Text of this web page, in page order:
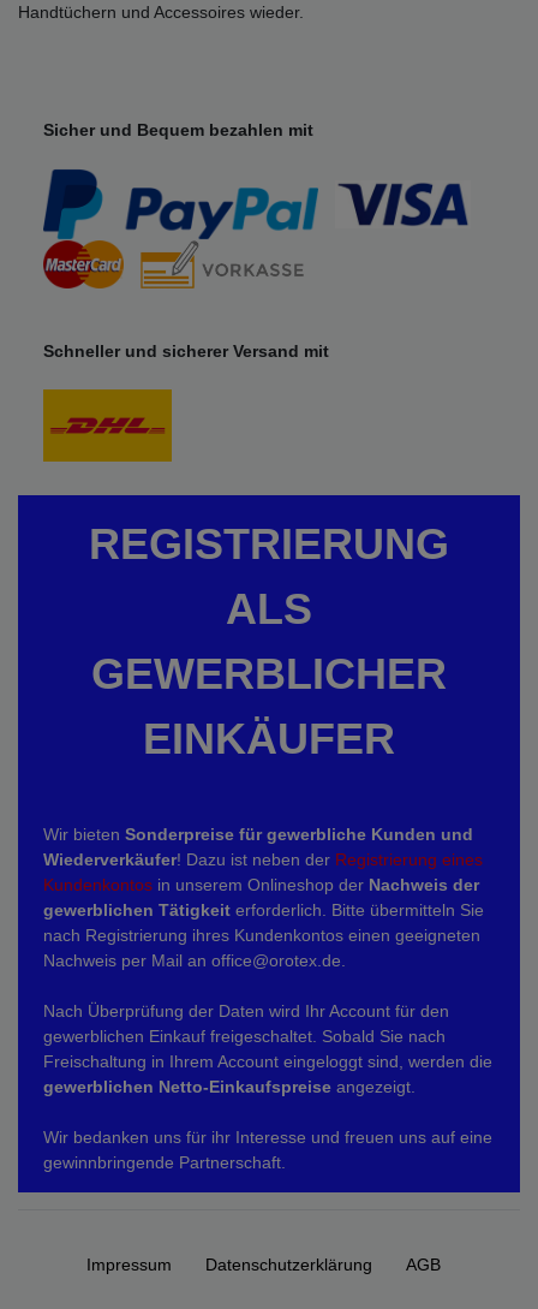
Handtüchern und Accessoires wieder.
Sicher und Bequem bezahlen mit
Schneller und sicherer Versand mit
REGISTRIERUNG
ALS
GEWERBLICHER
EINKÄUFER
Wir bieten Sonderpreise für gewerbliche Kunden und
Wiederverkäufer! Dazu ist neben der Registrierung eines
Kundenkontos in unserem Onlineshop der Nachweis der
gewerblichen Tätigkeit erforderlich. Bitte übermitteln Sie
nach Registrierung ihres Kundenkontos einen geeigneten
Nachweis per Mail an office@orotex.de.
Nach Überprüfung der Daten wird Ihr Account für den
gewerblichen Einkauf freigeschaltet. Sobald Sie nach
Freischaltung in Ihrem Account eingeloggt sind, werden die
gewerblichen Netto-Einkaufspreise angezeigt.
Wir bedanken uns für ihr Interesse und freuen uns auf eine
gewinnbringende Partnerschaft.
Impressum Daten­schutz­erklärung AGB